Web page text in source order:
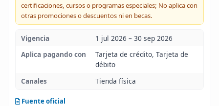
certificaciones, cursos o programas especiales; No aplica con
otras promociones o descuentos ni en becas.
Vigencia
1 jul 2026 – 30 sep 2026
Aplica pagando con
Tarjeta de crédito, Tarjeta de
débito
Canales
Tienda física
Fuente oficial